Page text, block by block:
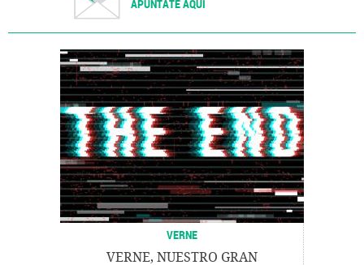
APÚNTATE AQUÍ
VERNE
VERNE, NUESTRO GRAN